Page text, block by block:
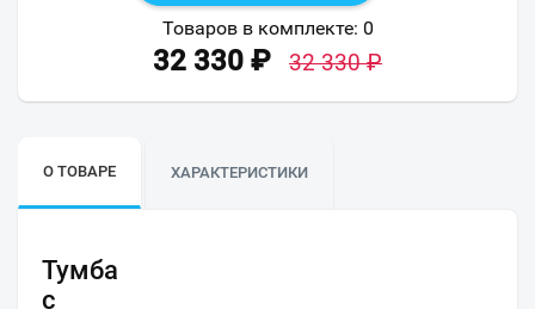
Товаров в комплекте: 0
32 330 ₽ 32 330₽
О ТОВАРЕ ХАРАКТЕРИСТИКИ
Тумба
с